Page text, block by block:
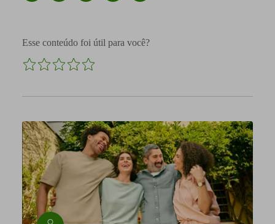
Esse conteúdo foi útil para você?